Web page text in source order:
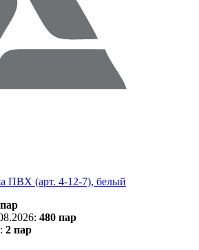
ПВХ (арт. 4-12-7), белый
480 пар
2 пар